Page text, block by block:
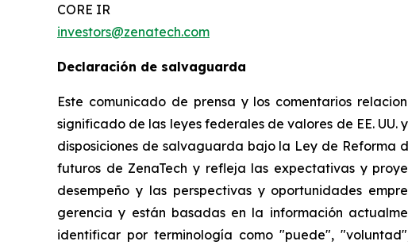
CORE IR
investors@zenatech.com
Declaración de salvaguarda
Este comunicado de prensa y los comentarios
significado de las leyes federales de valores de EE.
disposiciones de salvaguarda bajo la Ley de Reforma
futuros de ZenaTech y refleja las expectativas y
desempeño y las perspectivas y oportunidades
gerencia y están basadas en la información
identificar por terminología como "puede",